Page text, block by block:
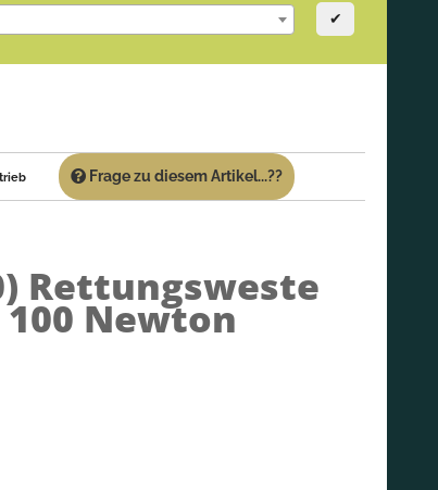
✔
Frage zu diesem Artikel...??
Rettungsweste
100 Newton